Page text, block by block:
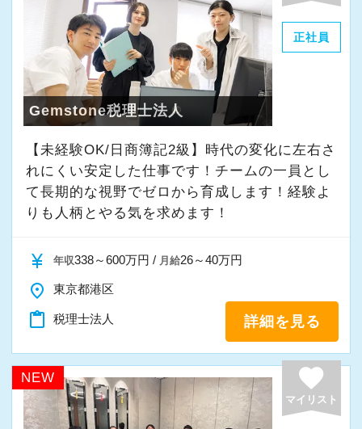
てる仕事をしていきませんか。
★事務所の理念★
～事業の発展に寄与するために、公正で健全な
会計・税務を通じて、貢献できる価値を提供
し、人生豊かで幸せになるための力となること
～
当事務所では、経営者やそこで働く社員の皆さ
まがより良い未来を実現できるよう、日々業務
に取り組んでいます。
を感じながら、安心して長く働ける事務所であ
りたいと考えています。
私たちと一緒に成長しながら働いてみません
か。
ご応募をお待ちしております！
正社員
Gemstone税理士法人
【未経験OK/日商簿記2級】時代の変化に左右さ
れにくい安定した仕事です！チームの一員とし
て⻑期的な視野でゼロから育成します！経験よ
りも人柄とやる気を求めます！
currency_yen 年収338～600万円 / 月給26～40万円
place 東京都港区
content_paste 税理士法人 詳細を見る
NEW favorite
マイリスト